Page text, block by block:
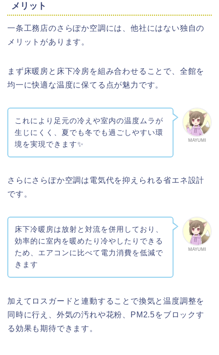
メリット
一条工務店のさらぽか空調には、他社にはない独自の
メリットがあります。
まず床暖房と床下冷房を組み合わせることで、全館を
均一に快適な温度に保てる点が魅力です。
MAYUMI
これにより足元の冷えや室内の温度ムラが
生じにくく、夏でも冬でも過ごしやすい環
境を実現できます✨
さらにさらぽか空調は電気代を抑えられる省エネ設計
です。
MAYUMI
床下冷暖房は放射と対流を併用しており、
効率的に室内を暖めたり冷やしたりできる
ため、エアコンに比べて電力消費を低減で
きます
加えてロスガードと連動することで換気と温度調整を
同時に行え、外気の汚れや花粉、PM2.5をブロックす
る効果も期待できます。